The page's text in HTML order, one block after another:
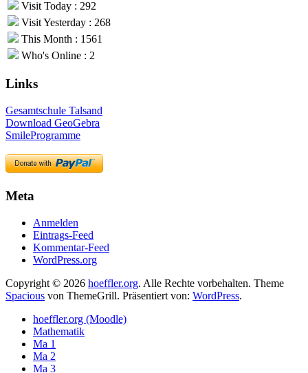
Visit Today : 292
Visit Yesterday : 268
This Month : 1561
Who's Online : 2
Links
Gesamtschule Talsand
Download GeoGebra
SmileProgramme
Meta
Anmelden
Eintrags-Feed
Kommentar-Feed
WordPress.org
Copyright © 2026 hoeffler.org. Alle Rechte vorbehalten. Theme
Spacious von ThemeGrill. Präsentiert von: WordPress.
hoeffler.org (Moodle)
Mathematik
Ma 1
Ma 2
Ma 3